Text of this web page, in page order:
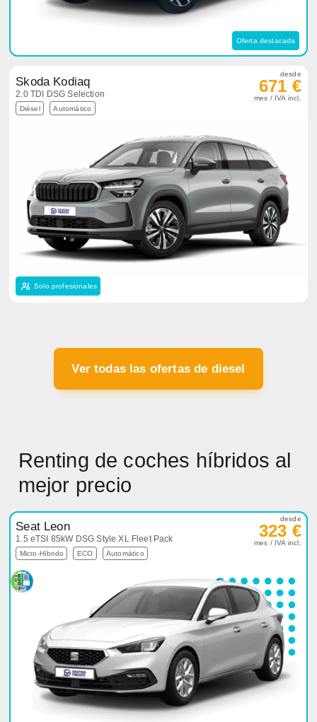
Oferta destacada
Skoda Kodiaq
2.0 TDI DSG Selection
Diésel Automático
desde
671 €
mes / IVA incl.
Solo profesionales
Ver todas las ofertas de diesel
Renting de coches híbridos al
mejor precio
Seat Leon
1.5 eTSI 85kW DSG Style XL Fleet Pack
Micro-Híbrido ECO Automático
desde
323 €
mes / IVA incl.